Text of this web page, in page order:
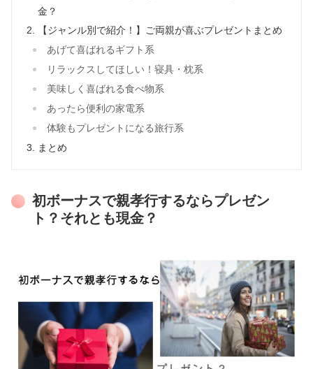
金？
【ジャンル別で紹介！】ご両親が喜ぶプレゼントまとめ
あげて喜ばれるギフト系
リラックスしてほしい！寝具・枕系
美味しく喜ばれる食べ物系
あったら便利の家電系
体験もプレゼントになる旅行系
まとめ
初ボーナスで親孝行するならプレゼン
ト？それとも現金？